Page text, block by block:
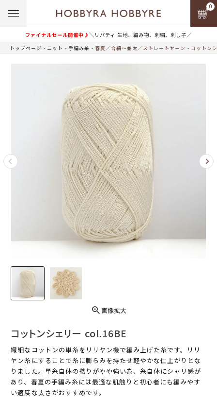
ファイナルセール開催中♪＼リバティ 生地、編み物、刺繍、刺し子／
0
トップページ ニット 手編み糸 春夏／合細～並太／ストレートヤーン コットン
画像拡大
コットンシェリー col.16BE
繊細なコットンの単糸をリリヤン機で編み上げた糸です。リリ
ヤン糸にすることで糸に膨らみを持たせ軽やかな仕上がりとな
りました。単糸自体の撚りがやや強い為、糸自体にシャリ感が
あり、春夏の手編み糸には最適な肌触りと初心者にも編みやす
い適度な太さがおすすめです。